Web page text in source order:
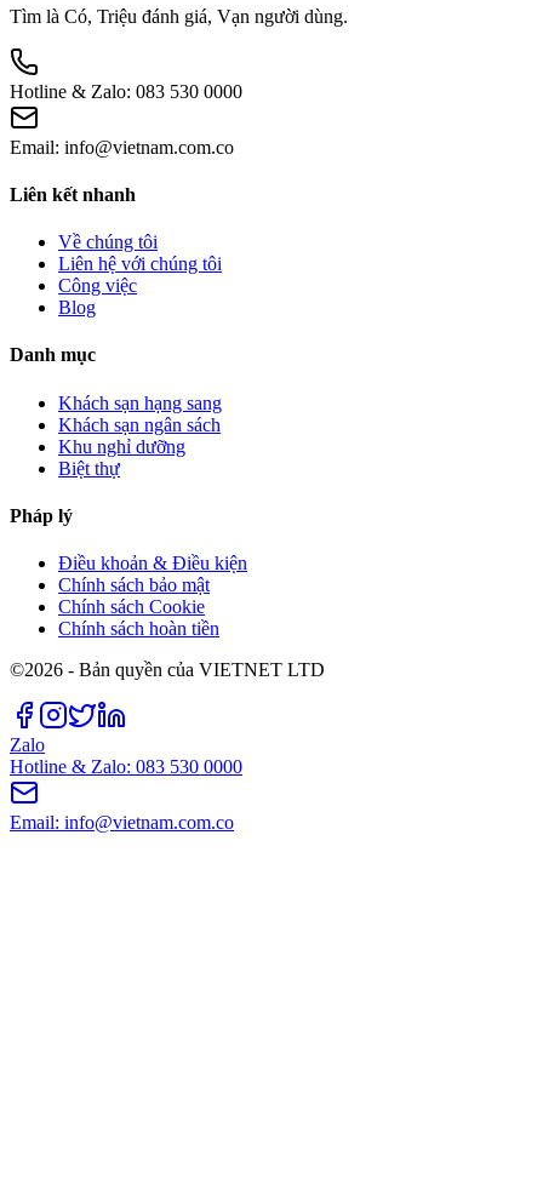
Tìm là Có, Triệu đánh giá, Vạn người dùng.
Hotline & Zalo: 083 530 0000
Email: info@vietnam.com.co
Liên kết nhanh
Về chúng tôi
Liên hệ với chúng tôi
Công việc
Blog
Danh mục
Khách sạn hạng sang
Khách sạn ngân sách
Khu nghỉ dưỡng
Biệt thự
Pháp lý
Điều khoản & Điều kiện
Chính sách bảo mật
Chính sách Cookie
Chính sách hoàn tiền
©2026 - Bản quyền của VIETNET LTD
Zalo
Hotline & Zalo: 083 530 0000
Email: info@vietnam.com.co